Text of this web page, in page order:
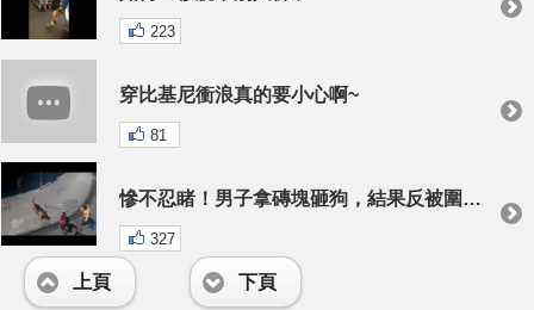
223
穿比基尼衝浪真的要小心啊~
81
慘不忍睹！男子拿磚塊砸狗，結果反被圍咬重傷！
327
上頁 下頁